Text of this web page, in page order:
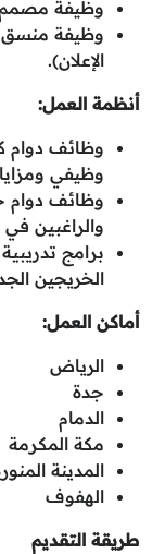
وظيفة
وظيفة منسق
الإعلان).
أنظمة العمل:
وظيفي
والراغبين
الخريجين
أماكن العمل:
الرياض
جدة
الدمام
مكة المكرمة
المدينة
الهفوف
طريقة التقديم